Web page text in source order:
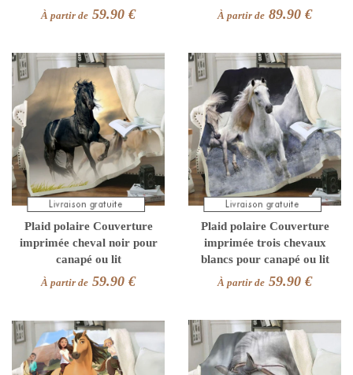
À partir de 59.90 € À partir de 89.90 €
Plaid polaire Couverture
imprimée cheval noir pour
canapé ou lit
À partir de 59.90 €
Plaid polaire Couverture
imprimée trois chevaux
blancs pour canapé ou lit
À partir de 59.90 €